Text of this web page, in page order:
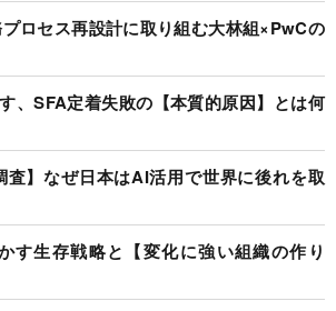
ロセス再設計に取り組む大林組×PwCの
、SFA定着失敗の【本質的原因】とは何
査】なぜ日本はAI活用で世界に後れを取
す生存戦略と【変化に強い組織の作り